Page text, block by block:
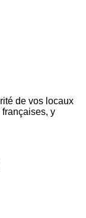
de vos locaux
y